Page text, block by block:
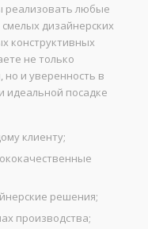
реализовать любые
дизайнерских
конструктивных
не только
и уверенность в
идеальной посадке
клиенту;
решения;
производства;